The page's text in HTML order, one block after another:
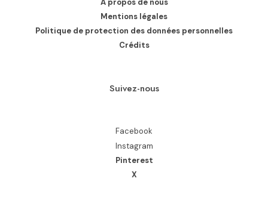
Mentions légales
Politique de protection des données personnelles
Crédits
Suivez-nous
Facebook
Instagram
Pinterest
X